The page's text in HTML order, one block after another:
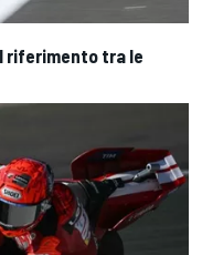
riferimento tra le